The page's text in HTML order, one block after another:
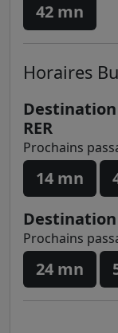
42 mn
Horaires
Destination
RER
Prochains
14 mn
Destination
Prochains
24 mn